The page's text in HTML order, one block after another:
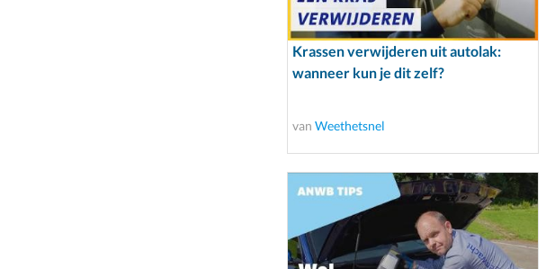
Krassen verwijderen uit autolak:
wanneer kun je dit zelf?
van Weethetsnel